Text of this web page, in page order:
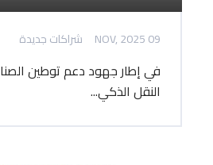
09 NOV, 2025 شراكات جديدة
في إطار جهود دعم توطين
النقل الذكي...